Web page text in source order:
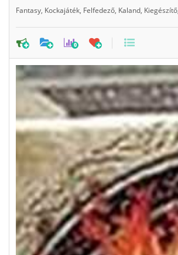
Fantasy Kockajáték Felfedező Kaland Kiegészítő
0